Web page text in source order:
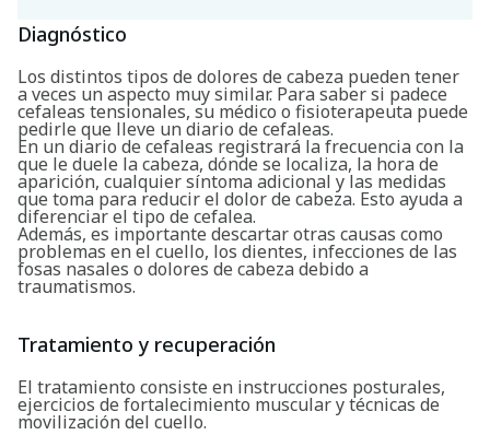
Buscar
Diagnóstico
Los distintos tipos de dolores de cabeza pueden tener
a veces un aspecto muy similar. Para saber si padece
cefaleas tensionales, su médico o fisioterapeuta puede
pedirle que lleve un diario de cefaleas.
En un diario de cefaleas registrará la frecuencia con la
que le duele la cabeza, dónde se localiza, la hora de
aparición, cualquier síntoma adicional y las medidas
que toma para reducir el dolor de cabeza. Esto ayuda a
diferenciar el tipo de cefalea.
Además, es importante descartar otras causas como
problemas en el cuello, los dientes, infecciones de las
fosas nasales o dolores de cabeza debido a
traumatismos.
Tratamiento y recuperación
El tratamiento consiste en instrucciones posturales,
ejercicios de fortalecimiento muscular y técnicas de
movilización del cuello.